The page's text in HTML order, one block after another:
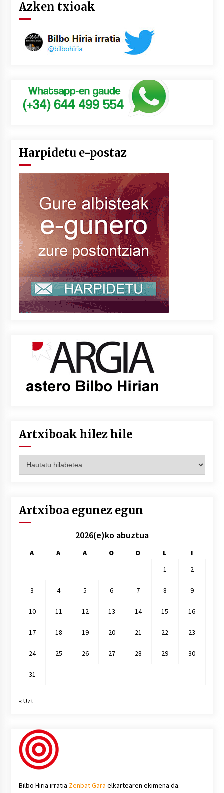
Azken txioak
Harpidetu e-postaz
Artxiboak hilez hile
hilez
Artxiboa egunez egun
2026(e)ko abuztua
A A A O O L
I
1
2
3 4 5 6 7 8 9
10 11 12 13 14 15 16
17 18 19 20 21 22 23
24 25 26 27 28 29 30
31
« Uzt
Bilbo Hiria irratia Zenbat Gara elkartearen ekimena da.